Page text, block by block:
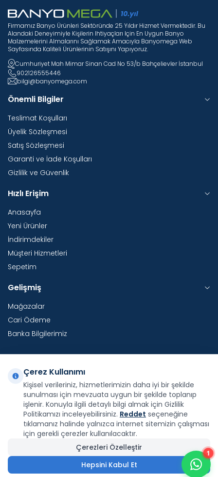
1
Firmamız Banyo Ürünleri Sektöründe 25 Yıldır Hizmet Vermektedir. Bu
Alandaki Deneyimiyle Kişilerin Ihtiyaçları Için En Uygun Banyo
Malzemelerini Almalarını Sağlamak Amacıyla Banyomega Web
Sayfasında Kaliteli Ürünlerinin Satışını Yapıyoruz.
Cumhuriyet Mah Mimar Sinan Cad No 53/b Bahçelievler İstanbul
902126555446
bilgi@banyomega.com
Önemli Bilgiler
Teslimat Koşulları
Üyelik Sözleşmesi
Satış Sözleşmesi
Garanti ve İade Koşulları
Gizlilik ve Güvenlik
Hızlı Erişim
Anasayfa
Yeni Ürünler
İndirimdekiler
Müşteri Hizmetleri
Sepetim
Gelişmiş
Mağazalar
Cari Ödeme
Banka Bilgilerimiz
Yurtdışı Kargo
Şirketimiz E-Fatura ve E-Arşiv Fatura uygulaması
kapsamındadır.
Facebook
X İnstagram
YoutubePinterest
Çerez Kullanımı
Kişisel verileriniz, hizmetlerimizin daha iyi bir şekilde
sunulması için mevzuata uygun bir şekilde toplanıp
işlenir. Konuyla ilgili detaylı bilgi almak için Gizlilik
Politikamızı inceleyebilirsiniz. Reddet seçeneğine
tıklamanız halinde yalnızca internet sitemizin çalışması
için gerekli çerezler kullanılacaktır.
Çerezleri Özelleştir
Hepsini Kabul Et